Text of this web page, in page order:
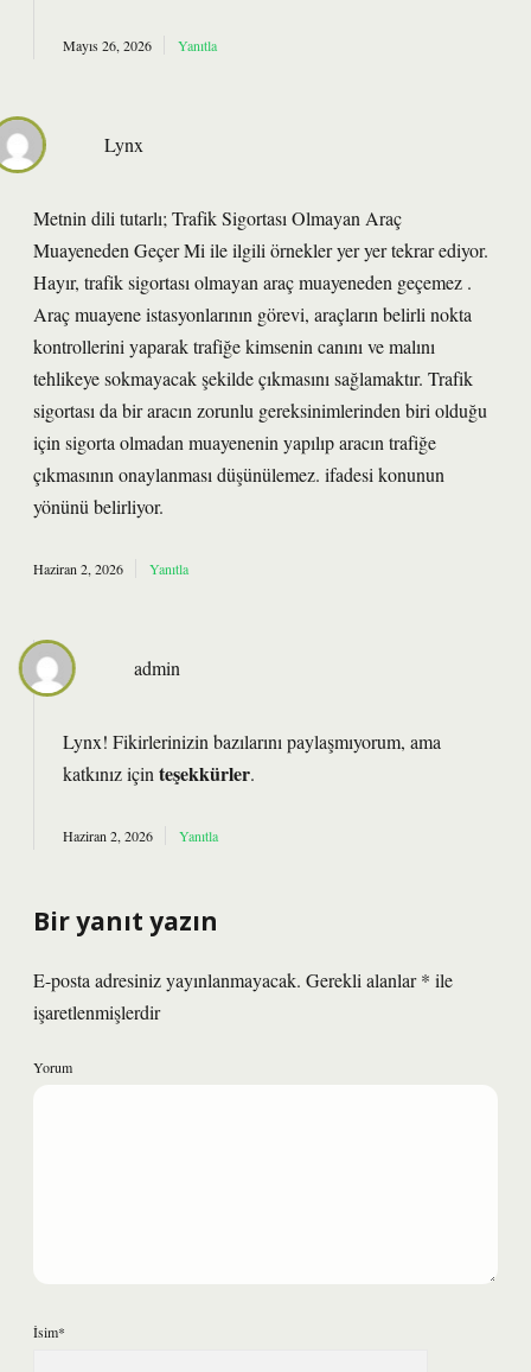
Mayıs 26, 2026 Yanıtla
Lynx
Metnin dili tutarlı; Trafik Sigortası Olmayan Araç
Muayeneden Geçer Mi ile ilgili örnekler yer yer tekrar ediyor.
Hayır, trafik sigortası olmayan araç muayeneden geçemez .
Araç muayene istasyonlarının görevi, araçların belirli nokta
kontrollerini yaparak trafiğe kimsenin canını ve malını
tehlikeye sokmayacak şekilde çıkmasını sağlamaktır. Trafik
sigortası da bir aracın zorunlu gereksinimlerinden biri olduğu
için sigorta olmadan muayenenin yapılıp aracın trafiğe
çıkmasının onaylanması düşünülemez. ifadesi konunun
yönünü belirliyor.
Haziran 2, 2026 Yanıtla
admin
Lynx! Fikirlerinizin bazılarını paylaşmıyorum, ama
katkınız için teşekkürler.
Haziran 2, 2026 Yanıtla
Bir yanıt yazın
E-posta adresiniz yayınlanmayacak. Gerekli alanlar* ile
işaretlenmişlerdir
Yorum
İsim*